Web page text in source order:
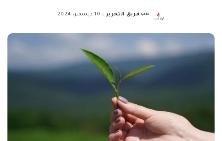
Posted
كتب فريق التحرير 10 ديسمبر، 2024